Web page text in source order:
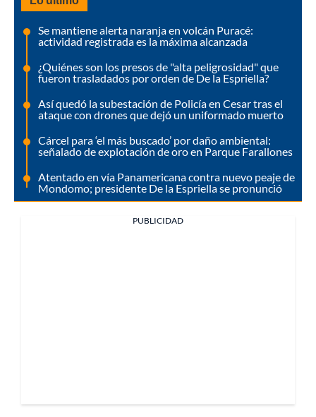
Se mantiene alerta naranja en volcán Puracé:
actividad registrada es la máxima alcanzada
¿Quiénes son los presos de "alta peligrosidad" que
fueron trasladados por orden de De la Espriella?
Así quedó la subestación de Policía en Cesar tras el
ataque con drones que dejó un uniformado muerto
Cárcel para ‘el más buscado’ por daño ambiental:
señalado de explotación de oro en Parque Farallones
Atentado en vía Panamericana contra nuevo peaje de
Mondomo; presidente De la Espriella se pronunció
PUBLICIDAD